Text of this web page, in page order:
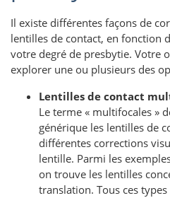
Il existe différentes façons de
lentilles de contact, en fonction
votre degré de presbytie. Votre
explorer une ou plusieurs des
Lentilles de contact
Le terme « multifocales »
générique les lentilles de
différentes corrections
lentille. Parmi les
on trouve les lentilles
translation. Tous ces